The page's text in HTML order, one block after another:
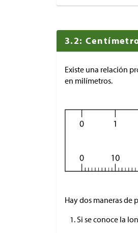
3.2:
Existe una relación
en milímetros.
Hay dos maneras de
Si se conoce la